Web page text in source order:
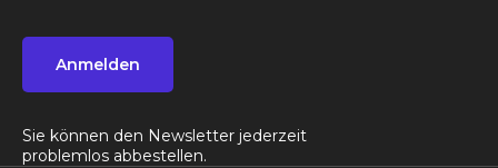
Anmelden
Sie können den Newsletter jederzeit
problemlos abbestellen.